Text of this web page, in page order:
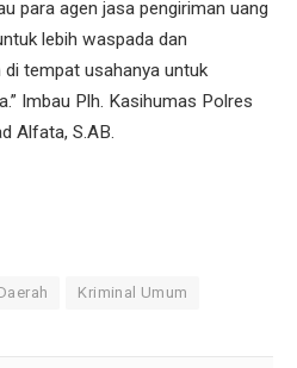
para agen jasa pengiriman uang
lebih waspada dan
tempat usahanya untuk
Imbau Plh. Kasihumas Polres
Alfata, S.AB.
Kriminal Umum